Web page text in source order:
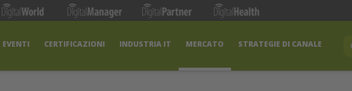
EVENTI CERTIFICAZIONI INDUSTRIA IT MERCATO STRATEGIE DI CANALE